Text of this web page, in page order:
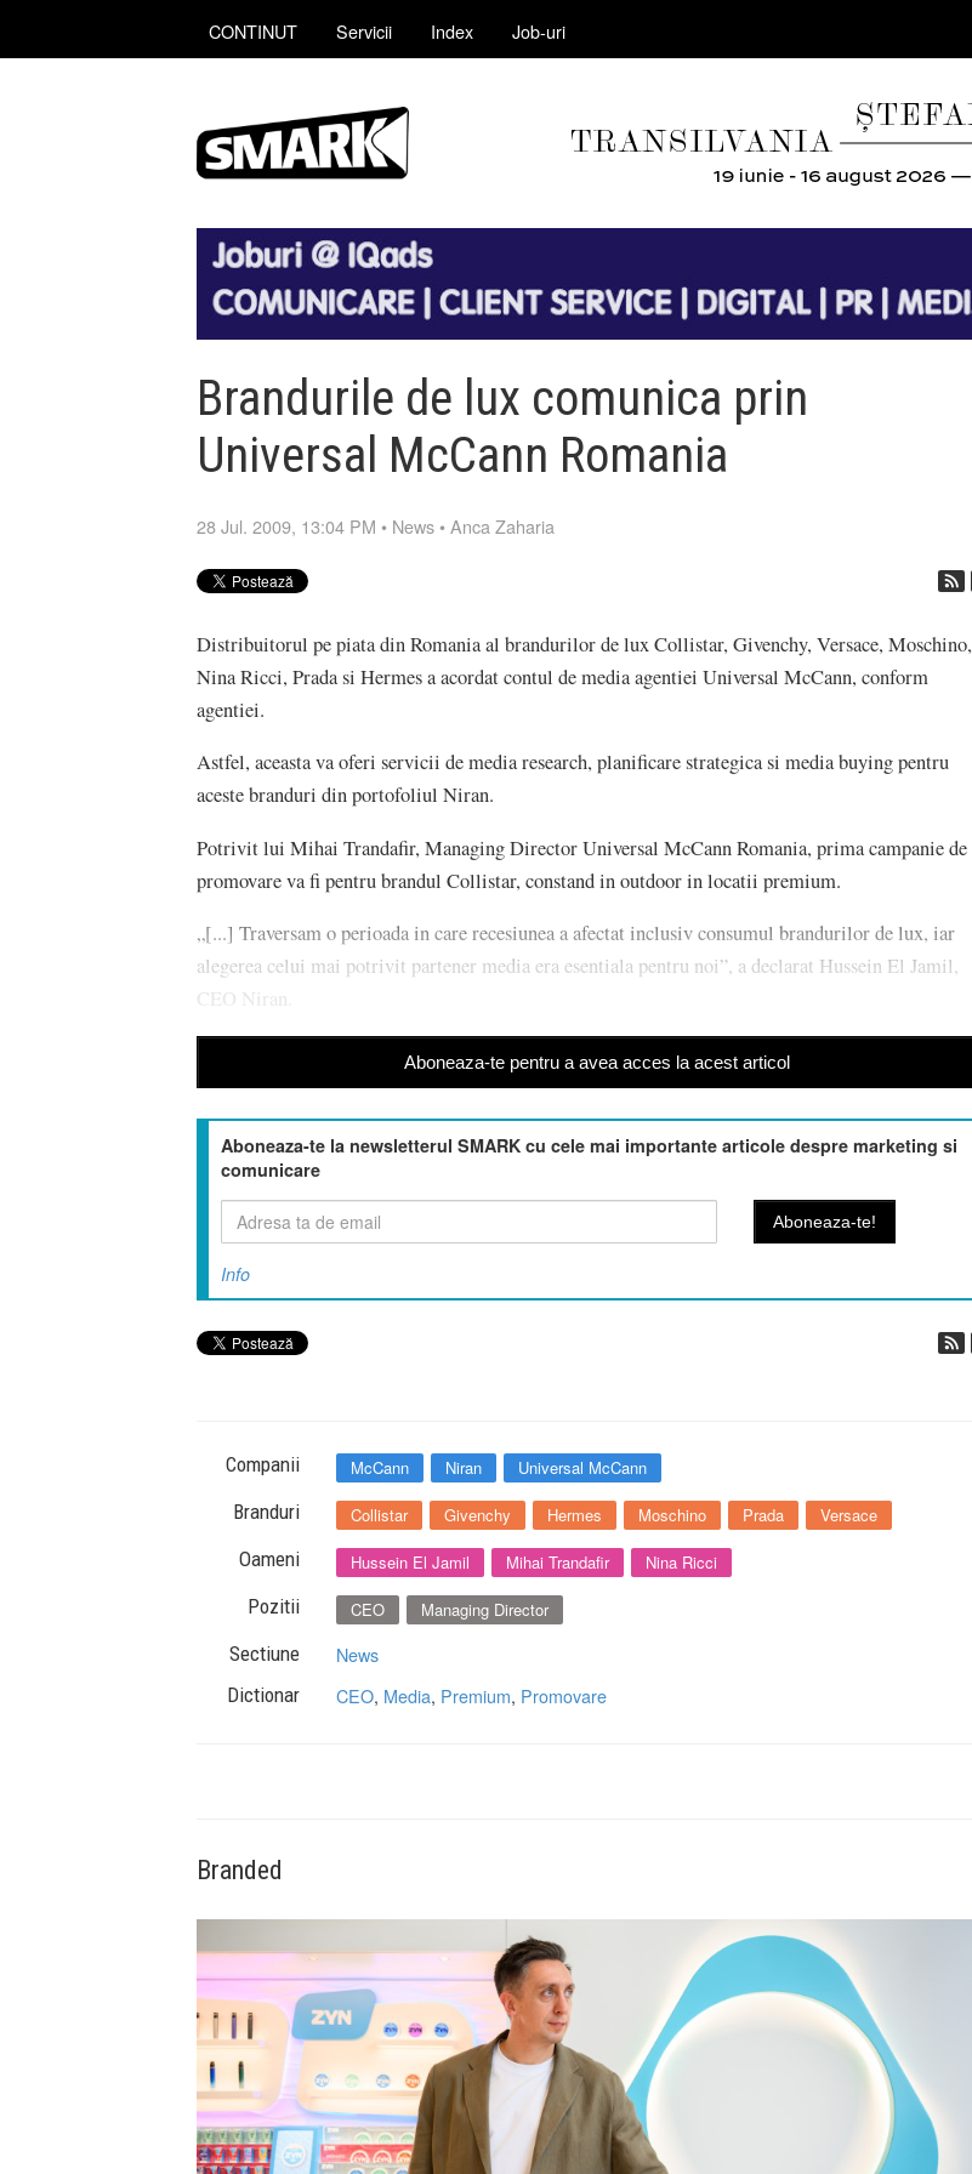
CONTINUT Servicii Index Job-uri
Brandurile de lux comunica prin
Universal McCann Romania
28 Jul. 2009, 13:04 PM • News •Anca Zaharia
Distribuitorul pe piata din Romania al brandurilor de lux Collistar, Givenchy, Versace, Moschino,
Nina Ricci, Prada si Hermes a acordat contul de media agentiei Universal McCann, conform
agentiei.
Astfel, aceasta va oferi servicii de media research, planificare strategica si media buying pentru
aceste branduri din portofoliul Niran.
Potrivit lui Mihai Trandafir, Managing Director Universal McCann Romania, prima campanie de
promovare va fi pentru brandul Collistar, constand in outdoor in locatii premium.
„[...] Traversam o perioada in care recesiunea a afectat inclusiv consumul brandurilor de lux, iar
alegerea celui mai potrivit partener media era esentiala pentru noi”, a declarat Hussein El Jamil,
CEO Niran.
Aboneaza-te pentru a avea acces la acest articol
Aboneaza-te la newsletterul SMARK cu cele mai importante articole despre marketing si
comunicare
Info
Companii McCann Niran Universal McCann
Branduri Collistar Givenchy Hermes Moschino Prada Versace
Oameni Hussein El Jamil Mihai Trandafir Nina Ricci
Pozitii CEO Managing Director
Sectiune News
Dictionar CEO, Media, Premium, Promovare
Branded